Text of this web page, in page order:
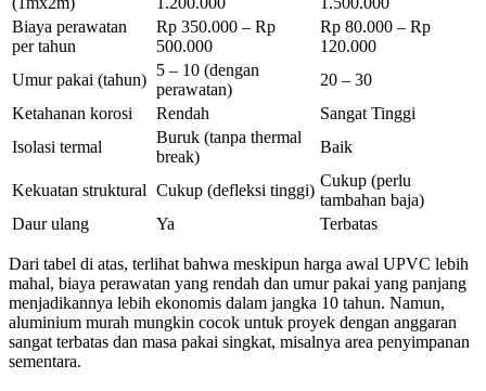
Biaya perawatan
per tahun
Rp 350.000 – Rp
500.000
Rp 80.000 – Rp
120.000
Umur pakai (tahun)
5 – 10 (dengan
perawatan)
20 – 30
Ketahanan korosi
Rendah
Sangat Tinggi
Isolasi termal
Buruk (tanpa thermal
break)
Baik
Kekuatan struktural Cukup (defleksi tinggi)
Cukup (perlu
tambahan baja)
Daur ulang
Ya Terbatas
Dari tabel di atas, terlihat bahwa meskipun harga awal UPVC lebih
mahal, biaya perawatan yang rendah dan umur pakai yang panjang
menjadikannya lebih ekonomis dalam jangka 10 tahun. Namun,
aluminium murah mungkin cocok untuk proyek dengan anggaran
sangat terbatas dan masa pakai singkat, misalnya area penyimpanan
sementara.